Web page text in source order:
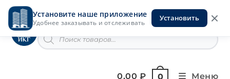
Установите наше приложение
Удобнее заказывать и отслеживать
Установить
Перейти
содержимомуИнструменты на Горской
товаров
0,00₽ 0 Меню